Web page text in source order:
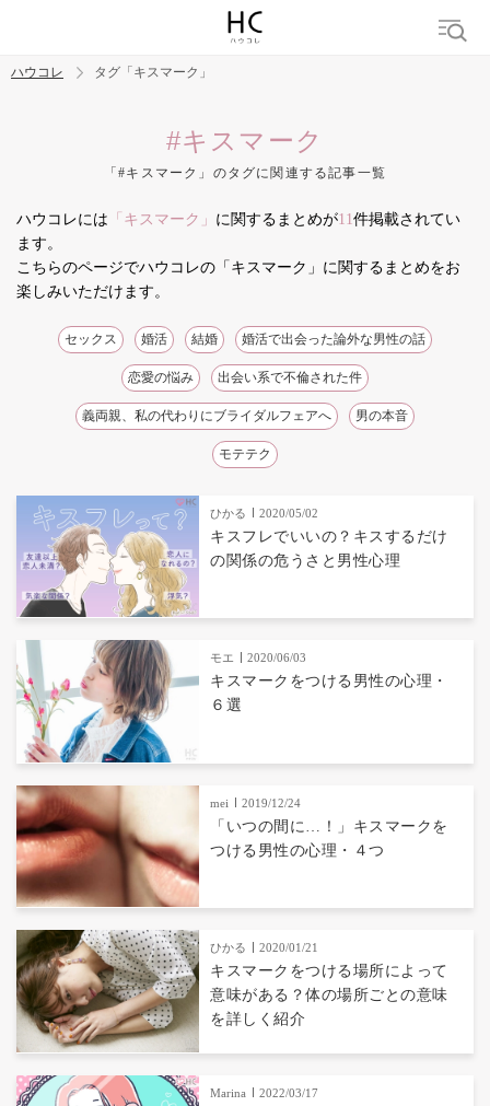
結婚 セックス カップル 男の本音 モテテク 婚活
ハウコレ タグ「キスマーク」
#キスマーク
「#キスマーク」のタグに関連する記事一覧
ハウコレには 「キスマーク」 に関するまとめが11 件掲載されてい
ます。
こちらのページでハウコレの「キスマーク」に関するまとめをお
楽しみいただけます。
セックス 婚活 結婚 婚活で出会った論外な男性の話
恋愛の悩み 出会い系で不倫された件
義両親、私の代わりにブライダルフェアへ 男の本音
モテテク
ひかる 2020/05/02
キスフレでいいの？キスするだけ
の関係の危うさと男性心理
モエ 2020/06/03
キスマークをつける男性の心理・
６選
mei 2019/12/24
「いつの間に…！」キスマークを
つける男性の心理・４つ
ひかる 2020/01/21
キスマークをつける場所によって
意味がある？体の場所ごとの意味
を詳しく紹介
Marina 2022/03/17